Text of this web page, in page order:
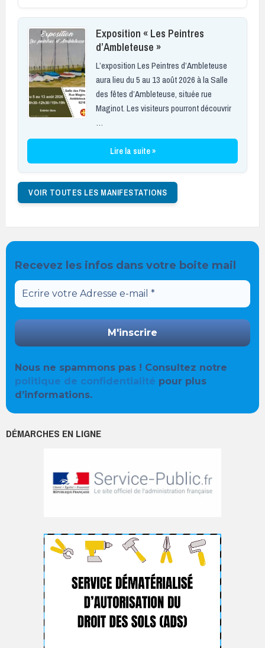
Exposition « Les Peintres
d’Ambleteuse »
L’exposition Les Peintres d’Ambleteuse
aura lieu du 5 au 13 août 2026 à la Salle
des fêtes d’Ambleteuse, située rue
Maginot. Les visiteurs pourront découvrir
…
Lire la suite »
VOIR TOUTES LES MANIFESTATIONS
Recevez les infos dans votre boite mail
Nous ne spammons pas ! Consultez notre
politique de confidentialité pour plus
d’informations.
DÉMARCHES EN LIGNE